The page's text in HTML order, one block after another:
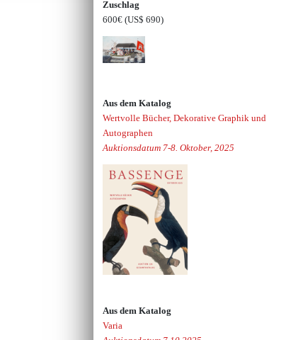
Zuschlag
600€(US$ 690)
Aus dem Katalog
Wertvolle Bücher, Dekorative Graphik und
Autographen
Auktionsdatum 7-8. Oktober, 2025
Aus dem Katalog
Varia